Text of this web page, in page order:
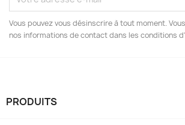
Vous pouvez vous désinscrire à tout moment.
nos informations de contact dans les conditions
PRODUITS